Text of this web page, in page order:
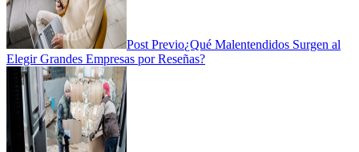
Post Previo¿Qué Malentendidos Surgen al
Elegir Grandes Empresas por Reseñas?